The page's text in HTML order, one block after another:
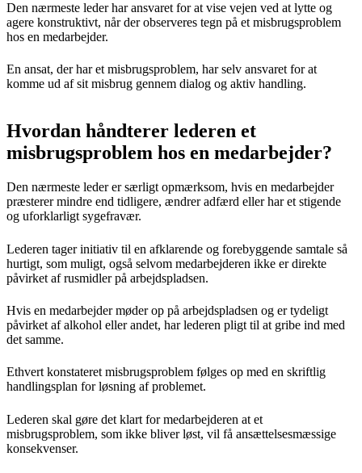
Den nærmeste leder har ansvaret for at vise vejen ved at lytte og
agere konstruktivt, når der observeres tegn på et misbrugsproblem
hos en medarbejder.
En ansat, der har et misbrugsproblem, har selv ansvaret for at
komme ud af sit misbrug gennem dialog og aktiv handling.
Hvordan håndterer lederen et
misbrugsproblem hos en medarbejder?
Den nærmeste leder er særligt opmærksom, hvis en medarbejder
præsterer mindre end tidligere, ændrer adfærd eller har et stigende
og uforklarligt sygefravær.
Lederen tager initiativ til en afklarende og forebyggende samtale så
hurtigt, som muligt, også selvom medarbejderen ikke er direkte
påvirket af rusmidler på arbejdspladsen.
Hvis en medarbejder møder op på arbejdspladsen og er tydeligt
påvirket af alkohol eller andet, har lederen pligt til at gribe ind med
det samme.
Ethvert konstateret misbrugsproblem følges op med en skriftlig
handlingsplan for løsning af problemet.
Lederen skal gøre det klart for medarbejderen at et
misbrugsproblem, som ikke bliver løst, vil få ansættelsesmæssige
konsekvenser.